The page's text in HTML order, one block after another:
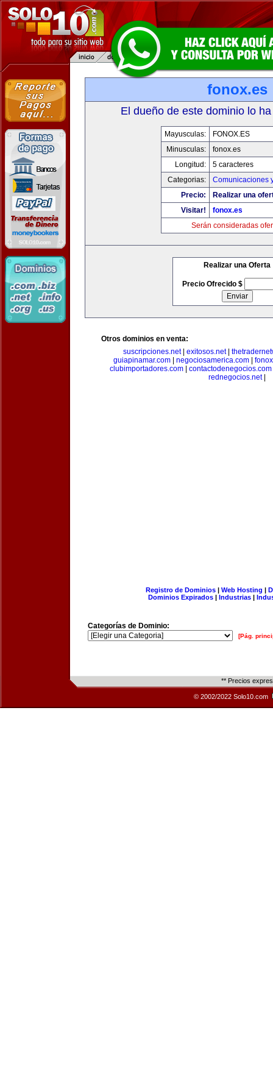
fonox.es
El dueño de este dominio lo
Mayusculas:
FONOX.ES
Minusculas:
fonox.es
Longitud:
5 caracteres
Categorias:
Comunicaciones
Precio:
Realizar una
Visitar!
fonox.es
Serán consideradas
Realizar una Oferta
Precio Ofrecido $
Otros dominios en venta:
suscripciones.net| exitosos.net|
guiapinamar.com
negociosamerica.com
clubimportadores.com
contactodenegocios.com
rednegocios.net|
Registro de Dominios| Web Hosting |
Dominios Expirados | Industrias |
Categorías de Dominio:
[Pág.
** Precios
© 2002/2022 Solo10.com